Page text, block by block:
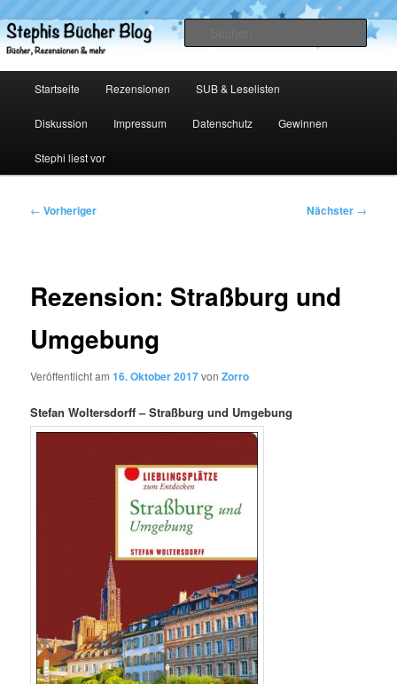
primären
Inhalt
Stephis Bücher Blog
Startseite Rezensionen SUB & Leselisten
Diskussion Impressum Datenschutz Gewinnen
Stephi liest vor
Beitragsnavigation
← Vorheriger Nächster →
Rezension: Straßburg und
Umgebung
Veröffentlicht am16. Oktober 2017vonZorro
Stefan Woltersdorff – Straßburg und Umgebung